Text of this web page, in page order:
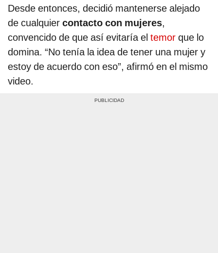
Desde entonces, decidió mantenerse alejado
de cualquier contacto con mujeres,
convencido de que así evitaría el temor que lo
domina. “No tenía la idea de tener una mujer y
estoy de acuerdo con eso”, afirmó en el mismo
video.